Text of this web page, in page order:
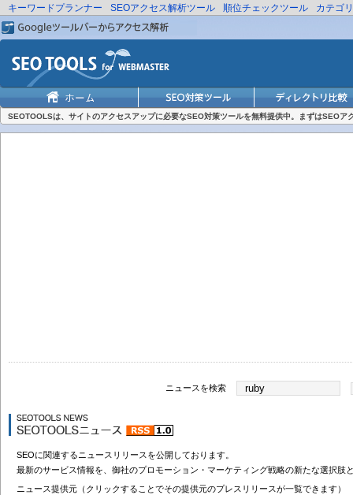
キーワードプランナー SEOアクセス解析ツール 順位チェックツール カテゴ
SEOTOOLSは、サイトのアクセスアップに必要なSEO対策ツールを無料提供中。まずはSEOア
ニュースを検索
SEOに関連するニュースリリースを公開しております。
最新のサービス情報を、御社のプロモーション・マーケティング戦略の新たな選択肢
ニュース提供元（クリックすることでその提供元のプレスリリースが一覧できます）